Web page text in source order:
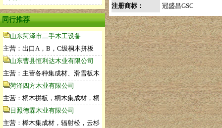
同行推荐
山东菏泽市二手木工设备
主营：出口A，B，C级桐木拼板
山东曹县恒利达木业有限公司
主营：主营各种集成材、滑雪板木
菏泽四方木业有限公司
主营：桐木拼板，桐木集成材，桐
日照德霖木业有限公司
主营：榉木集成材，辐射松，云杉
注册商标：
冠盛昌GSC